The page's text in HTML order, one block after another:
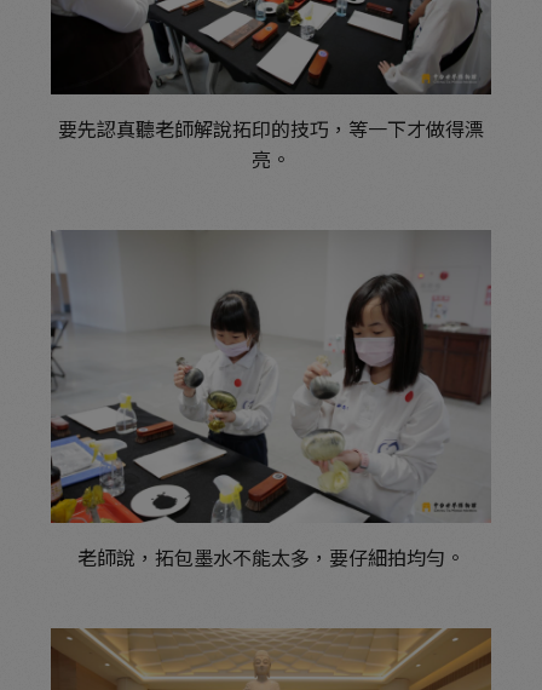
要先認真聽老師解說拓印的技巧， 等一下才做得漂
亮。
老師說，拓包墨水不能太多，要仔細拍均勻。